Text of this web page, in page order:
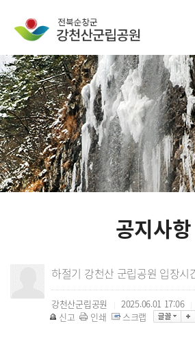
공지사항
하절기 강천산 군립공원 입장시
강천산군립공원 2025.06.01 17:06
신고
인쇄 스크랩